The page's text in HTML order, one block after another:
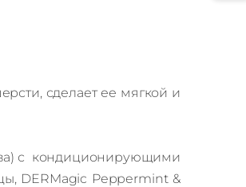
сделает ее мягкой и
с кондиционирующими
DERMagic Peppermint &